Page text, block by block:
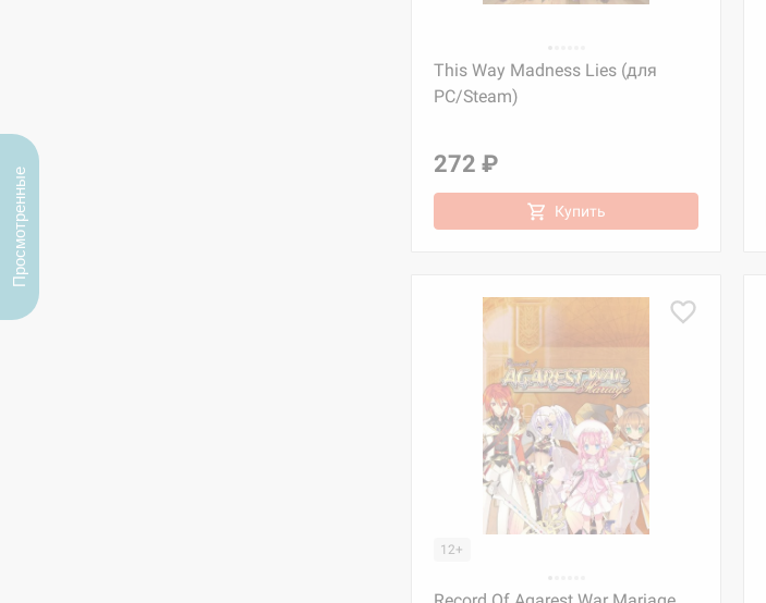
This Way Madness Lies (для
PC/Steam)
272 ₽
Купить
12+
Просмотренные